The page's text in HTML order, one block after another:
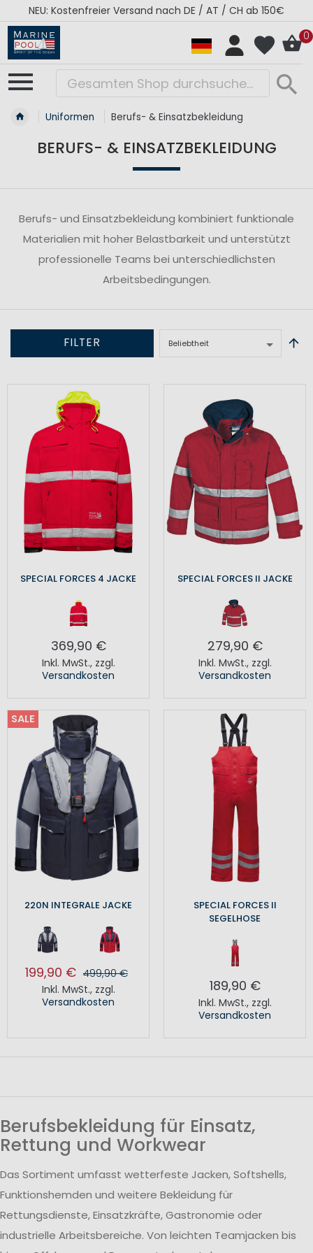
NEU: Kostenfreier Versand nach DE / AT / CH ab 150€
0
Uniformen Berufs- & Einsatzbekleidung
BERUFS- & EINSATZBEKLEIDUNG
Berufs- und Einsatzbekleidung kombiniert funktionale
Materialien mit hoher Belastbarkeit und unterstützt
professionelle Teams bei unterschiedlichsten
Arbeitsbedingungen.
FILTER
SPECIAL FORCES 4 JACKE
369,90 €
Inkl. MwSt., zzgl.
Versandkosten
SPECIAL FORCES II JACKE
279,90 €
Inkl. MwSt., zzgl.
Versandkosten
SALE
220N INTEGRALE JACKE
199,90 € 499,90 €
Inkl. MwSt., zzgl.
Versandkosten
SPECIAL FORCES II
SEGELHOSE
189,90 €
Inkl. MwSt., zzgl.
Versandkosten
Berufsbekleidung für Einsatz,
Rettung und Workwear
Das Sortiment umfasst wetterfeste Jacken, Softshells,
Funktionshemden und weitere Bekleidung für
Rettungsdienste, Einsatzkräfte, Gastronomie oder
industrielle Arbeitsbereiche. Von leichten Teamjacken bis